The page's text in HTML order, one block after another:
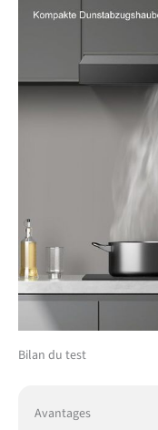
Bilan du test
Avantages